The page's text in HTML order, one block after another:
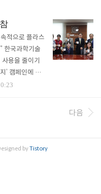
적으로 플라스
한국과학기술
용을 줄이기
’ 캠페인에 동
금(WWF)과
증 사진을 SN
야 한다. 한국
해 머그컵 사
다음
byTistory